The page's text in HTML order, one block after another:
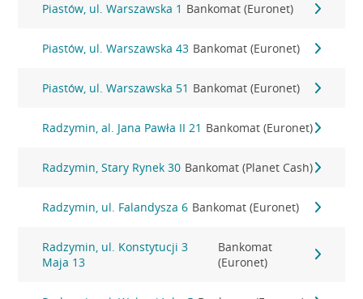
Piastów, ul. Warszawska 1 Bankomat (Euronet)
Piastów, ul. Warszawska 43 Bankomat (Euronet)
Piastów, ul. Warszawska 51 Bankomat (Euronet)
Radzymin, al. Jana Pawła II 21 Bankomat (Euronet)
Radzymin, Stary Rynek 30 Bankomat (Planet Cash)
Radzymin, ul. Falandysza 6 Bankomat (Euronet)
Radzymin, ul. Konstytucji 3
Maja 13
Bankomat
(Euronet)